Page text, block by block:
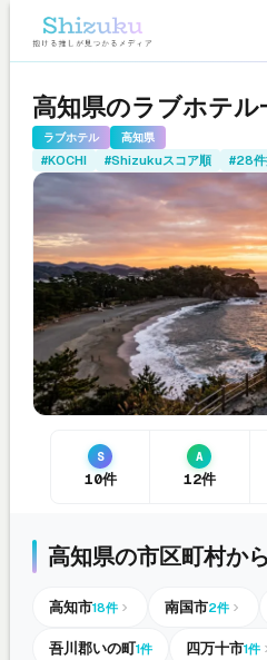
高知県のラブホテル
ラブホテル 高知県
#KOCHI #Shizukuスコア順 #28件
S
10件
A
12件
高知県の市区町村か
高知市18件 南国市2件
吾川郡いの町1件 四万十市1件